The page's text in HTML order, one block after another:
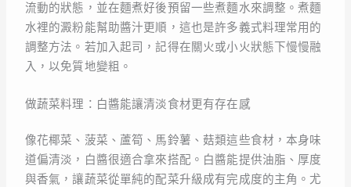
流動的狀態，並在麵煮好後預留一些煮麵水來調整。煮麵
水裡的澱粉能幫助醬汁更順，這也是許多義式料理常用的
調整方法。若加入起司，記得在關火或小火狀態下慢慢融
入，以免質地變粗。
做蔬菜料理：白醬能讓清淡食材更有存在感
像花椰菜、菠菜、蘆筍、馬鈴薯、菇類這些食材，本身味
道偏清淡，白醬很適合拿來搭配。白醬能提供油脂、厚度
與香氣，讓蔬菜從單純的配菜升級成有完成度的主角。尤